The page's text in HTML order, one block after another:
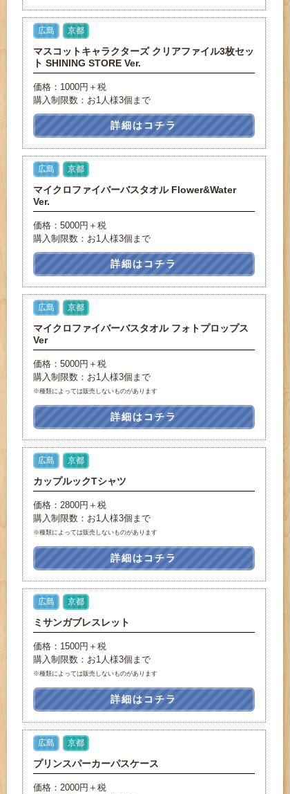
広島 京都
マスコットキャラクターズ クリアファイル3枚セッ
ト SHINING STORE Ver.
価格：1000円＋税
購入制限数：お1人様3個まで
詳細はコチラ
広島 京都
マイクロファイバーバスタオル Flower&Water
Ver.
価格：5000円＋税
購入制限数：お1人様3個まで
詳細はコチラ
広島 京都
マイクロファイバーバスタオル フォトプロップス
Ver
価格：5000円＋税
購入制限数：お1人様3個まで
※種類によっては販売しないものがあります
詳細はコチラ
広島 京都
カップルックTシャツ
価格：2800円＋税
購入制限数：お1人様3個まで
※種類によっては販売しないものがあります
詳細はコチラ
広島 京都
ミサンガブレスレット
価格：1500円＋税
購入制限数：お1人様3個まで
※種類によっては販売しないものがあります
詳細はコチラ
広島 京都
プリンスパーカーパスケース
価格：2000円＋税